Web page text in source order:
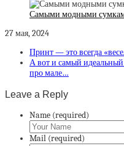
Самыми модными
27 мая, 2024
Принт — это всегда
А вот и самый
про мале…
Leave a Reply
Name (required)
Mail (required)